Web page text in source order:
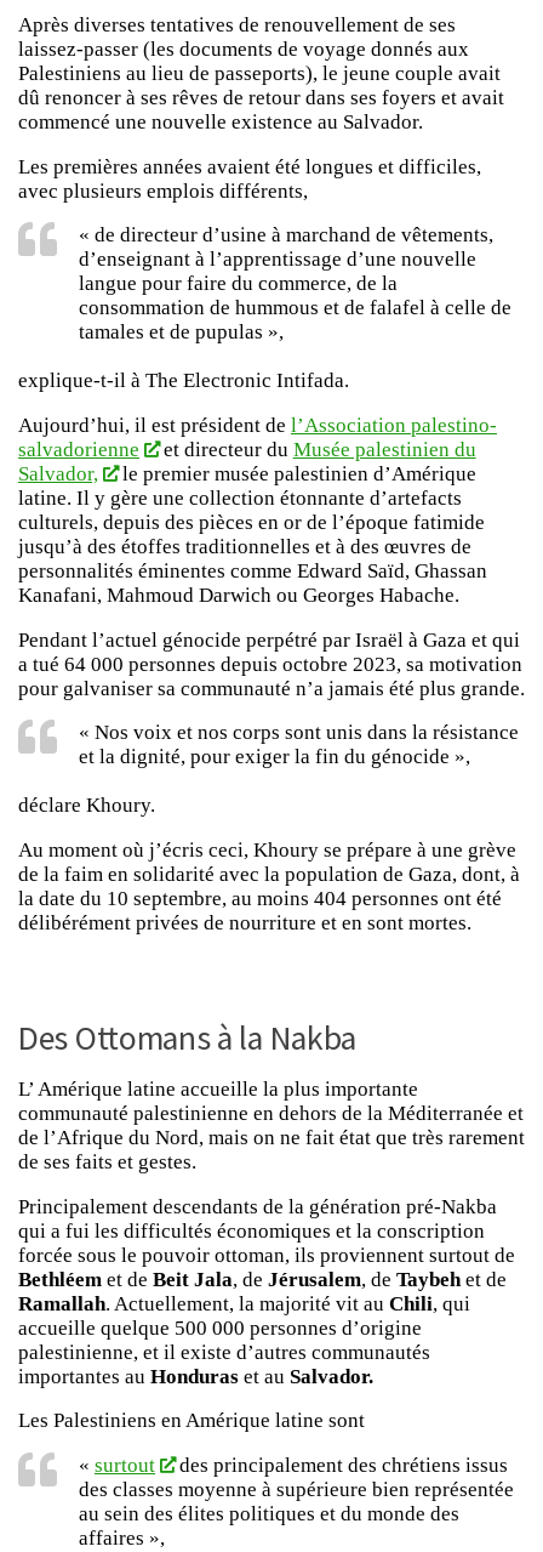
Après diverses tentatives de renouvellement de ses
laissez-passer (les documents de voyage donnés aux
Palestiniens au lieu de passeports), le jeune couple avait
dû renoncer à ses rêves de retour dans ses foyers et avait
commencé une nouvelle existence au Salvador.
Les premières années avaient été longues et difficiles,
avec plusieurs emplois différents,
« de directeur d’usine à marchand de vêtements,
d’enseignant à l’apprentissage d’une nouvelle
langue pour faire du commerce, de la
consommation de hummous et de falafel à celle de
tamales et de pupulas »,
explique-t-il à The Electronic Intifada.
Aujourd’hui, il est président de l’Association palestino-
salvadorienne
et directeur du Musée palestinien du
Salvador,
le premier musée palestinien d’Amérique
latine. Il y gère une collection étonnante d’artefacts
culturels, depuis des pièces en or de l’époque fatimide
jusqu’à des étoffes traditionnelles et à des œuvres de
personnalités éminentes comme Edward Saïd, Ghassan
Kanafani, Mahmoud Darwich ou Georges Habache.
Pendant l’actuel génocide perpétré par Israël à Gaza et qui
a tué 64 000 personnes depuis octobre 2023, sa motivation
pour galvaniser sa communauté n’a jamais été plus grande.
« Nos voix et nos corps sont unis dans la résistance
et la dignité, pour exiger la fin du génocide »,
déclare Khoury.
Au moment où j’écris ceci, Khoury se prépare à une grève
de la faim en solidarité avec la population de Gaza, dont, à
la date du 10 septembre, au moins 404 personnes ont été
délibérément privées de nourriture et en sont mortes.
Des Ottomans à la Nakba
L’ Amérique latine accueille la plus importante
communauté palestinienne en dehors de la Méditerranée et
de l’Afrique du Nord, mais on ne fait état que très rarement
de ses faits et gestes.
Principalement descendants de la génération pré-Nakba
qui a fui les difficultés économiques et la conscription
forcée sous le pouvoir ottoman, ils proviennent surtout de
Bethléem et de Beit Jala, de Jérusalem, de Taybeh et de
Ramallah. Actuellement, la majorité vit au Chili, qui
accueille quelque 500 000 personnes d’origine
palestinienne, et il existe d’autres communautés
importantes au Honduras et au Salvador.
Les Palestiniens en Amérique latine sont
« surtout
des principalement des chrétiens issus
des classes moyenne à supérieure bien représentée
au sein des élites politiques et du monde des
affaires »,